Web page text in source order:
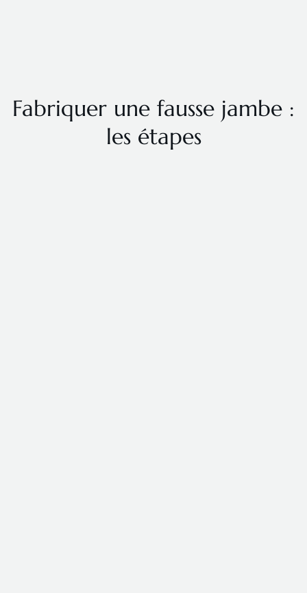
Fabriquer une fausse jambe :
les étapes